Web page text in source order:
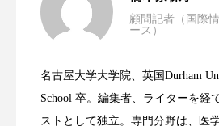
スキンケア スキンケア 習慣
スマートウォッチ スマート
顧問記者（国際
ース）
名古屋大学大学院、英国Durham
School 卒。編集者、ライターを経
ストとして独立。専門分野は、医
率に差異
2023.06.29 ニキビへの新技術
Technology
2023.06.28 時間制限食とカロリ